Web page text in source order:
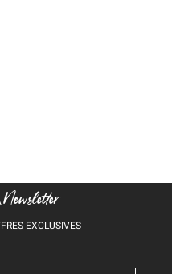
Newsletter
EXCLUSIVES